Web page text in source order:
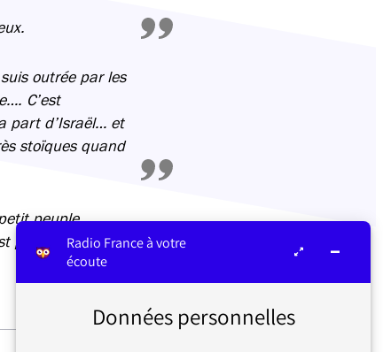
outrée par les
C’est
part d’Israël… et
stoïques quand
peuple
pas le bon.Radio France à votre
écoute
Données personnelles